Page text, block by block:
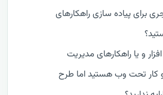
برای پیاده سازی راهکارهای
و یا راهکارهای مدیریت
تحت وب هستید اما طرح